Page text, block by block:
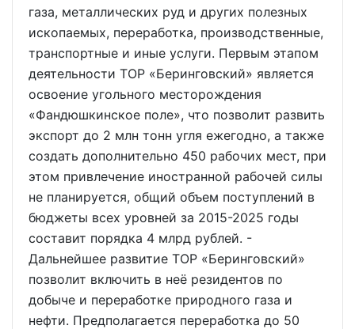
газа, металлических руд и других полезных
ископаемых, переработка, производственные,
транспортные и иные услуги. Первым этапом
деятельности ТОР «Беринговский» является
освоение угольного месторождения
«Фандюшкинское поле», что позволит развить
экспорт до 2 млн тонн угля ежегодно, а также
создать дополнительно 450 рабочих мест, при
этом привлечение иностранной рабочей силы
не планируется, общий объем поступлений в
бюджеты всех уровней за 2015-2025 годы
составит порядка 4 млрд рублей. -
Дальнейшее развитие ТОР «Беринговский»
позволит включить в неё резидентов по
добыче и переработке природного газа и
нефти. Предполагается переработка до 50